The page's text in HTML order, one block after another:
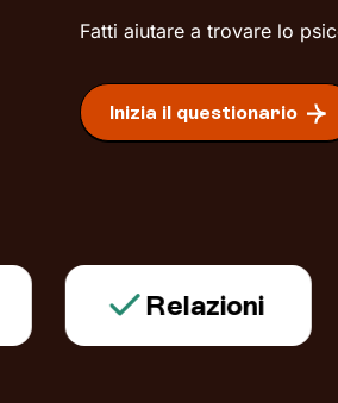
Fatti aiutare a trovare lo
Inizia il questionario
Relazioni